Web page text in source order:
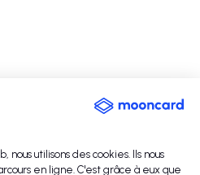
utilisons des cookies. Ils nous
en ligne. C'est grâce à eux que